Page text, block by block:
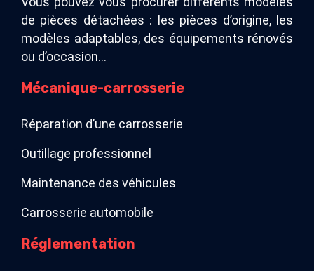
de pièces détachées : les pièces d’origine, les
modèles adaptables, des équipements rénovés
ou d’occasion…
Mécanique-carrosserie
Réparation d’une carrosserie
Outillage professionnel
Maintenance des véhicules
Carrosserie automobile
Réglementation